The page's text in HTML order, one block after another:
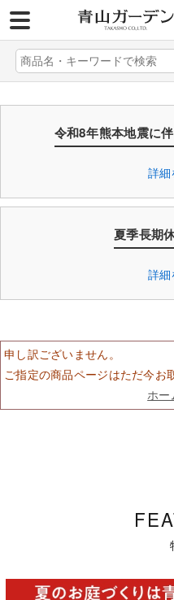
令和8年熊本地震に
詳
夏季長期
詳
申し訳ございません。
ご指定の商品ページはただ今お
ホー